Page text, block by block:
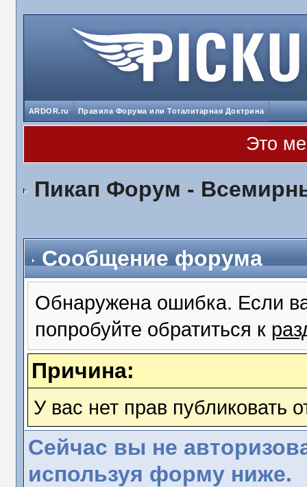
ARDOR.ru Правила Форума или Тоталитарная Доктрина
Это
Пикап Форум -
Сообщение форума
Обнаружена ошибка. Если
попробуйте обратиться к
Причина:
У вас нет прав публиковать
Сейчас вы не
используя форму ниже.